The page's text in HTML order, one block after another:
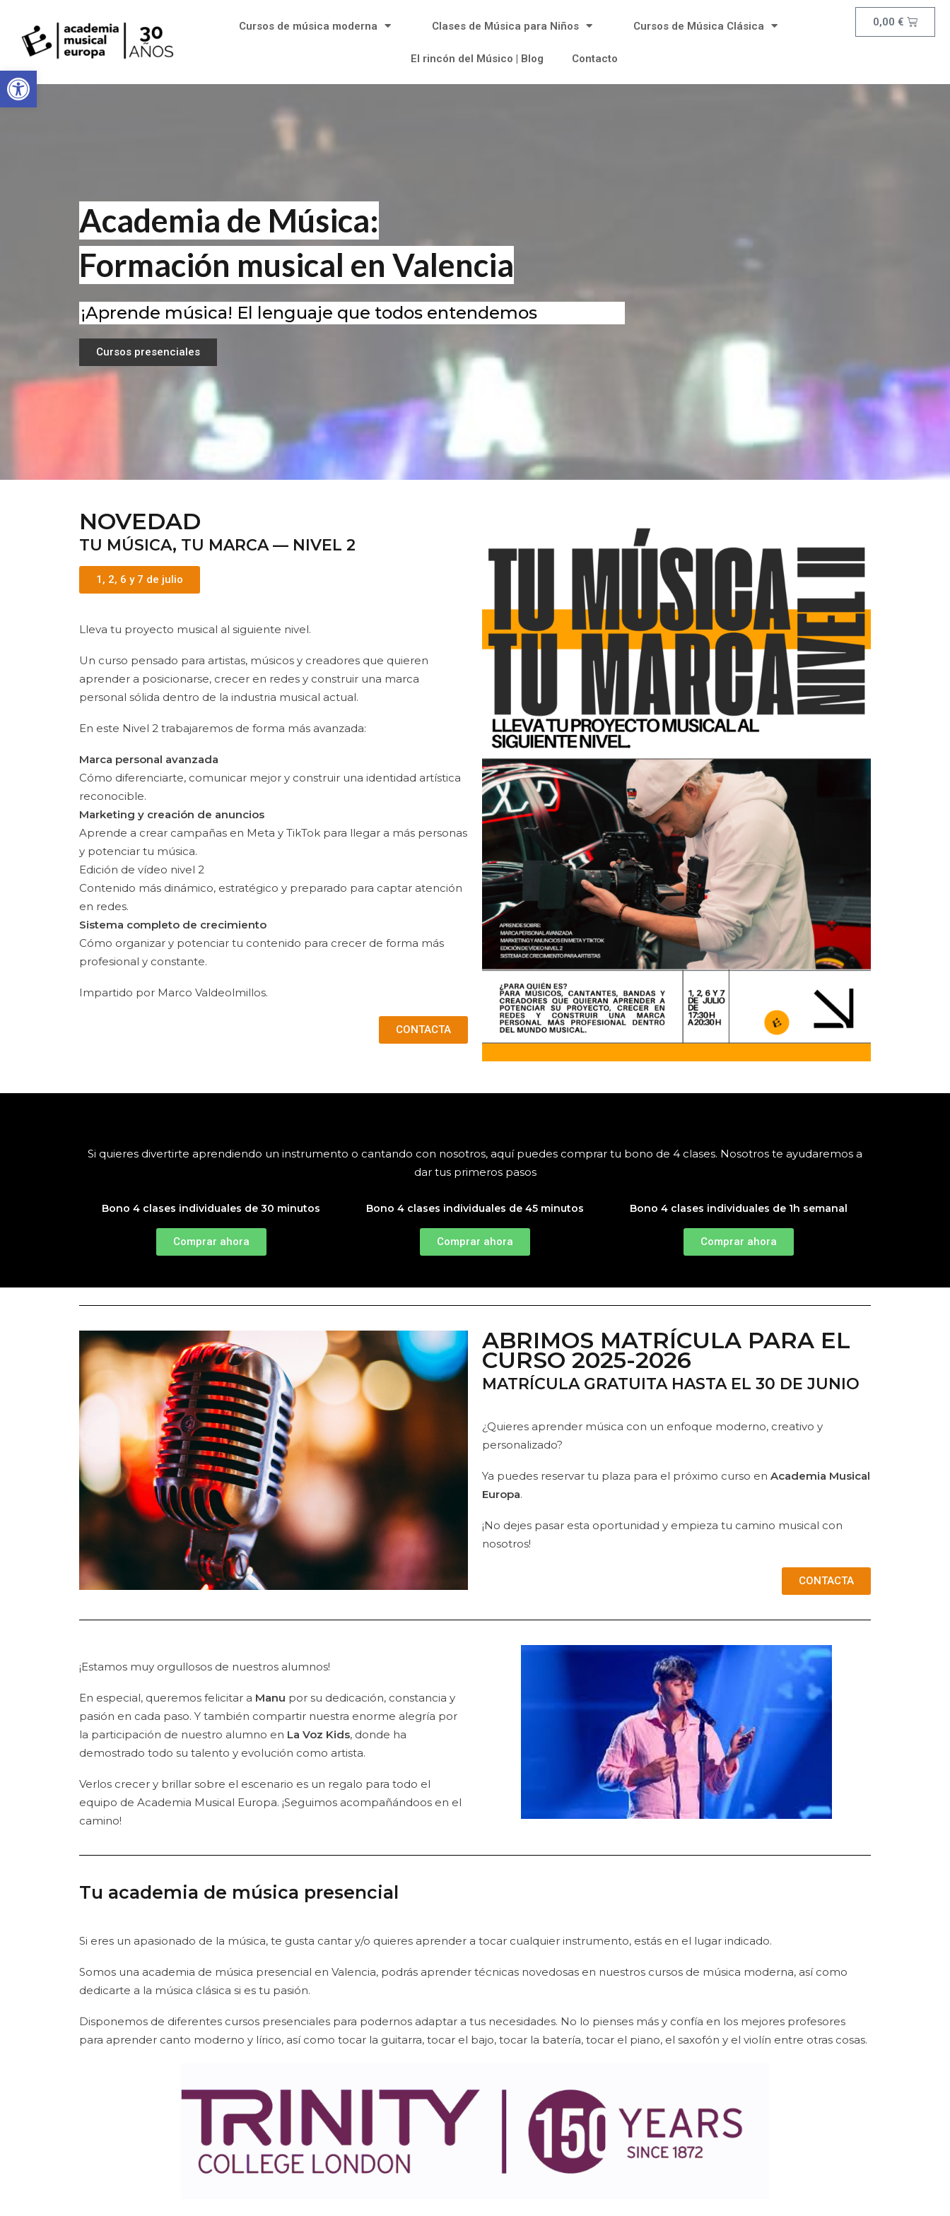
Abrir barra de herramientas
Cursos de música moderna Clases de Música para Niños Cursos de Música Clásica
El rincón del Músico | Blog Contacto
0,00 €
Academia de Música:
Formación musical en Valencia
¡Aprende música! El lenguaje que todos entendemos
Cursos presenciales
NOVEDAD
TU MÚSICA, TU MARCA — NIVEL 2
1, 2, 6 y 7 de julio
Lleva tu proyecto musical al siguiente nivel.
Un curso pensado para artistas, músicos y creadores que quieren
aprender a posicionarse, crecer en redes y construir una marca
personal sólida dentro de la industria musical actual.
En este Nivel 2 trabajaremos de forma más avanzada:
Marca personal avanzada
Cómo diferenciarte, comunicar mejor y construir una identidad artística
reconocible.
Marketing y creación de anuncios
Aprende a crear campañas en Meta y TikTok para llegar a más personas
y potenciar tu música.
Edición de vídeo nivel 2
Contenido más dinámico, estratégico y preparado para captar atención
en redes.
Sistema completo de crecimiento
Cómo organizar y potenciar tu contenido para crecer de forma más
profesional y constante.
Impartido por Marco Valdeolmillos.
CONTACTA
Si quieres divertirte aprendiendo un instrumento o cantando con nosotros, aquí puedes comprar tu bono de 4 clases. Nosotros te ayudaremos a
dar tus primeros pasos
Bono 4 clases individuales de 30 minutos
Comprar ahora
Bono 4 clases individuales de 45 minutos
Comprar ahora
Bono 4 clases individuales de 1h semanal
Comprar ahora
ABRIMOS MATRÍCULA PARA EL
CURSO 2025-2026
MATRÍCULA GRATUITA HASTA EL 30 DE JUNIO
¿Quieres aprender música con un enfoque moderno, creativo y
personalizado?
Ya puedes reservar tu plaza para el próximo curso en Academia Musical
Europa.
¡No dejes pasar esta oportunidad y empieza tu camino musical con
nosotros!
CONTACTA
¡Estamos muy orgullosos de nuestros alumnos!
En especial, queremos felicitar a Manu por su dedicación, constancia y
pasión en cada paso. Y también compartir nuestra enorme alegría por
la participación de nuestro alumno en La Voz Kids, donde ha
demostrado todo su talento y evolución como artista.
Verlos crecer y brillar sobre el escenario es un regalo para todo el
equipo de Academia Musical Europa. ¡Seguimos acompañándoos en el
camino!
Tu academia de música presencial
Si eres un apasionado de la música, te gusta cantar y/o quieres aprender a tocar cualquier instrumento, estás en el lugar indicado.
Somos una academia de música presencial en Valencia, podrás aprender técnicas novedosas en nuestros cursos de música moderna, así como
dedicarte a la música clásica si es tu pasión.
Disponemos de diferentes cursos presenciales para podernos adaptar a tus necesidades. No lo pienses más y confía en los mejores profesores
para aprender canto moderno y lírico, así como tocar la guitarra, tocar el bajo, tocar la batería, tocar el piano, el saxofón y el violín entre otras cosas.